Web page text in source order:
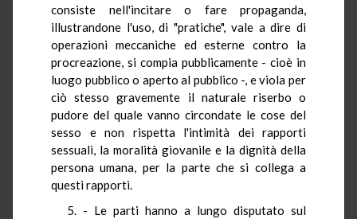
consiste nell'incitare o fare propaganda,
illustrandone l'uso, di "pratiche", vale a dire di
operazioni meccaniche ed esterne contro la
procreazione, si compia pubblicamente - cioè in
luogo pubblico o aperto al pubblico -, e viola per
ciò stesso gravemente il naturale riserbo o
pudore del quale vanno circondate le cose del
sesso e non rispetta l'intimità dei rapporti
sessuali, la moralità giovanile e la dignità della
persona umana, per la parte che si collega a
questi rapporti.
5. - Le parti hanno a lungo disputato sul